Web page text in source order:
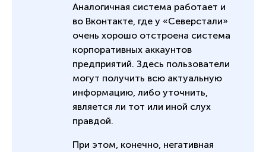
Аналогичная система работает и
во Вконтакте, где у «Северстали»
очень хорошо отстроена система
корпоративных аккаунтов
предприятий. Здесь пользователи
могут получить всю актуальную
информацию, либо уточнить,
является ли тот или иной слух
правдой.
При этом, конечно, негативная